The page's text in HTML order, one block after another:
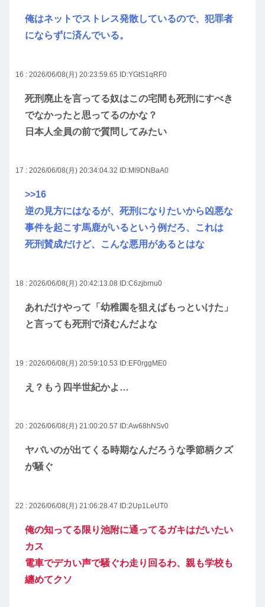
俺はネットでストレス発散しているので、犯罪者
にならずに済んでいる。
16 : 2026/06/08(月) 20:23:59.65 ID:YGtS1qRF0
死刑廃止を言ってる奴はこの宅間も死刑にすべき
でなかったと思ってるのかな？
日本人全員の前で質問してみたい
17 : 2026/06/08(月) 20:34:04.32 ID:Ml9DNBaA0
>>16
逆の見方にはなるが、死刑になりたいから凶悪な
事件を起こす馬鹿がいるという例だろ、これは
死刑賛成だけど、こんな悪用があるとはな
18 : 2026/06/08(月) 20:42:13.08 ID:C6zjbrnu0
あれだけやって「幼稚園を狙えばもっといけた」
と言っても死刑で済むんだよな
19 : 2026/06/08(月) 20:59:10.53 ID:EF0rggME0
え？もう四半世紀かよ…
20 : 2026/06/08(月) 21:00:20.57 ID:Aw68hNSv0
ヤバいのが出てくる時期なんだろうな季節柄クズ
が騒ぐ
22 : 2026/06/08(月) 21:06:28.47 ID:2Up1LeUT0
俺の知ってる限り池附に通ってるガキはだいたい
カス
電車でデカい声で騒ぐわ走り回るわ、親も学校も
纏めてクソ